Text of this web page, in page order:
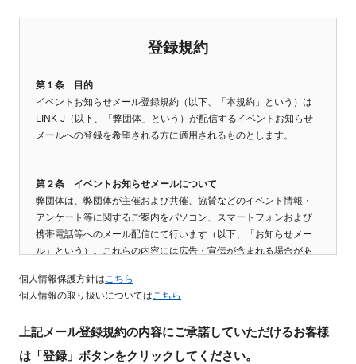
プログラム
インタビュー・コラム
ニュース・掲示板
LINK-Jを知る
施設・アクセス
FAQ
登録規約
第１条 目的
イベントお知らせメール登録規約（以下、「本規約」という）は
LINK-J（以下、「弊団体」という）が配信するイベントお知らせ
メールへの登録を希望される方に適用されるものとします。
第２条 イベントお知らせメールについて
弊団体は、弊団体が主催および共催、協賛などのイベント情報・
アンケート等に関するご案内をパソコン、スマートフォンおよび
携帯電話等へのメール配信にて行います（以下、「お知らせメー
ル」という）。これらの内容には広告・宣伝が含まれる場合があ
登録の際に次の個人情報の登録が必要となります。
メールアドレス
個人情報保護方針はこちら
個人情報の取り扱いについてはこちら
上記メール登録規約の内容にご承諾していただけるお客様
は「登録」ボタンをクリックしてください。